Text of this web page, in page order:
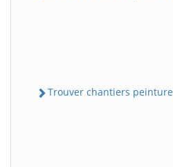
Trouver chantiers peinture